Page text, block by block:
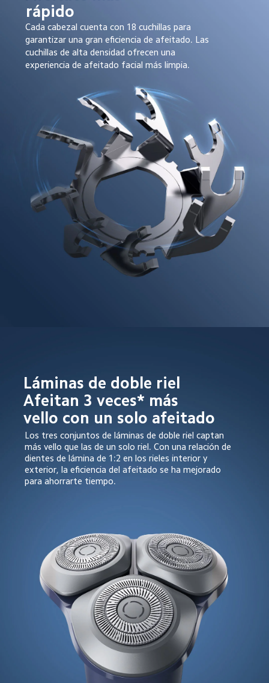
rápido
Cada cabezal cuenta con 18 cuchillas para
garantizar una gran eficiencia de afeitado. Las
cuchillas de alta densidad ofrecen una
experiencia de afeitado facial más limpia.
Láminas de doble riel
Afeitan 3 veces* más
vello con un solo afeitado
Los tres conjuntos de láminas de doble riel captan
más vello que las de un solo riel. Con una relación de
dientes de lámina de 1:2 en los rieles interior y
exterior, la eficiencia del afeitado se ha mejorado
para ahorrarte tiempo.